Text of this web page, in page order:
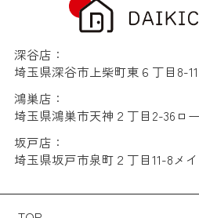
深谷店：
埼玉県深谷市上柴町東６丁目8-11
鴻巣店：
埼玉県鴻巣市天神２丁目2-36ロ
坂戸店：
埼玉県坂戸市泉町２丁目11-8メ